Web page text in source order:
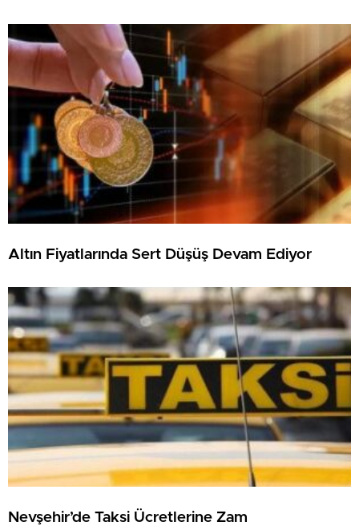
Altın Fiyatlarında Sert Düşüş Devam Ediyor
Nevşehir’de Taksi Ücretlerine Zam